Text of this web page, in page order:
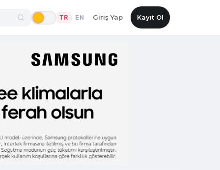
TR EN Giriş Yap Kayıt Ol